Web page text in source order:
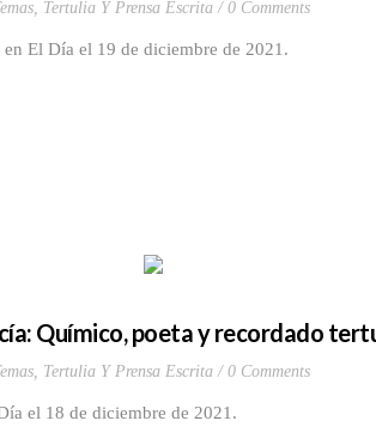
, Tertulia Y Prensa Escrita 0 Comments
El Día el 19 de diciembre de 2021.
Químico, poeta y recordado
, Tertulia Y Prensa Escrita 0 Comments
el 18 de diciembre de 2021.